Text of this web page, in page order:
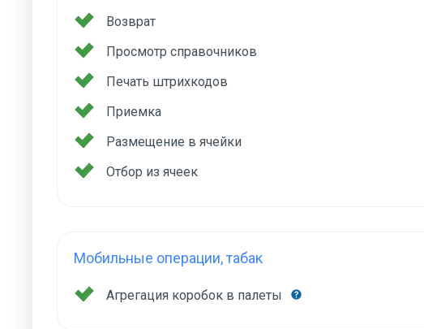
Возврат
Просмотр справочников
Печать штрихкодов
Приемка
Размещение в ячейки
Отбор из ячеек
Мобильные операции, табак
Агрегация коробок в палеты